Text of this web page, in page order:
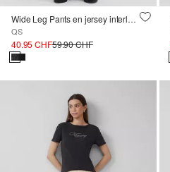
Wide Leg Pants en jersey interlock
QS
40.95 CHF59.90 CHF